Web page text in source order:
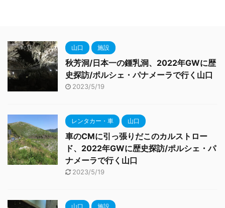
山口 施設
秋芳洞/日本一の鍾乳洞、2022年GWに歴
史探訪/ポルシェ・パナメーラで行く山口
2023/5/19
レンタカー・車 山口
車のCMに引っ張りだこのカルストロー
ド、2022年GWに歴史探訪/ポルシェ・パ
ナメーラで行く山口
2023/5/19
山口 施設